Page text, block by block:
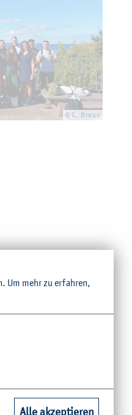
© G. Braun
Um mehr zu er­fah­ren,
Alle akzeptieren